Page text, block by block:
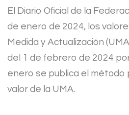
El Diario Oficial de la
de enero de 2024, los
Medida y Actualización
del 1 de febrero de 2024
enero se publica el método
valor de la UMA.